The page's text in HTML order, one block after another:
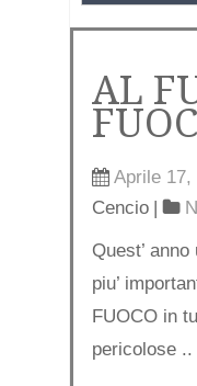
AL
Aprile 17,
Cencio |
Quest’
piu’
FUOCO in
pericolose ..